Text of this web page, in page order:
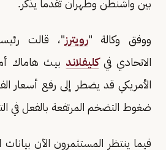
بين واشنطن وطهران تقدما يذكر.
ووفق وكالة "رويترز"، قالت
⁠الاتحادي فيكليفلاند بيث هاماك
الأمريكي قد يضطر إلى رفع أسعار
ضغوط التضخم المرتفعة بالفعل في
فيما ينتظر المستثمرون الآن بيانات